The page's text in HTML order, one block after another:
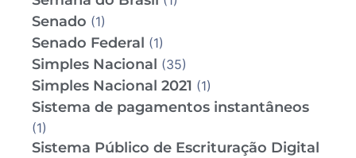
Senado (1)
Senado Federal (1)
Simples Nacional (35)
Simples Nacional 2021 (1)
Sistema de pagamentos instantâneos
(1)
Sistema Público de Escrituração Digital